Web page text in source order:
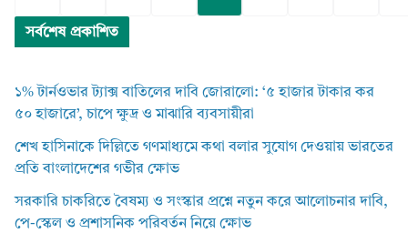
সর্বশেষ প্রকাশিত
১% টার্নওভার ট্যাক্স বাতিলের দাবি জোরালো: ‘৫ হাজার টাকার কর
৫০ হাজারে’, চাপে ক্ষুদ্র ও মাঝারি ব্যবসায়ীরা
শেখ হাসিনাকে দিল্লিতে গণমাধ্যমে কথা বলার সুযোগ দেওয়ায় ভারতের
প্রতি বাংলাদেশের গভীর ক্ষোভ
সরকারি চাকরিতে বৈষম্য ও সংস্কার প্রশ্নে নতুন করে আলোচনার দাবি,
পে-স্কেল ও প্রশাসনিক পরিবর্তন নিয়ে ক্ষোভ